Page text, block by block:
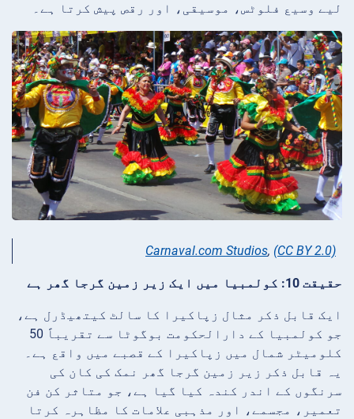
لیے وسیع فلوٹس، موسیقی، اور رقص پیش کرتا ہے۔
Carnaval.com Studios, (CC BY 2.0)
حقیقت 10: کولمبیا میں ایک زیر زمین گرجا گھر ہے
ایک قابل ذکر مثال زپاکیرا کا سالٹ کیتھیڈرل ہے،
جو کولمبیا کے دارالحکومت بوگوٹا سے تقریباً 50
کلومیٹر شمال میں زپاکیرا کے قصبے میں واقع ہے۔
یہ قابل ذکر زیر زمین گرجا گھر نمک کی کان کی
سرنگوں کے اندر کندہ کیا گیا ہے، جو متاثر کن فن
تعمیر، مجسمے، اور مذہبی علامات کا مظاہرہ کرتا